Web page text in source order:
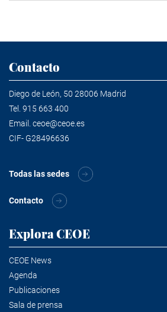
Contacto
Diego de León, 50 28006 Madrid
Tel. 915 663 400
Email. ceoe@ceoe.es
CIF- G28496636
Todas las sedes
Contacto
Explora CEOE
CEOE News
Agenda
Publicaciones
Sala de prensa